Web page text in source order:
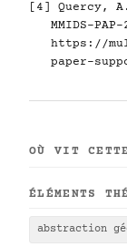
[4] Quercy,
MMIDS-
https://
paper-
OÙ VIT
ÉLÉMENTS
abstraction